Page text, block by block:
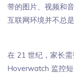
带的图片、视频和
互联网环境并不总是
在 21 世纪，家长
Hoverwatch 监控